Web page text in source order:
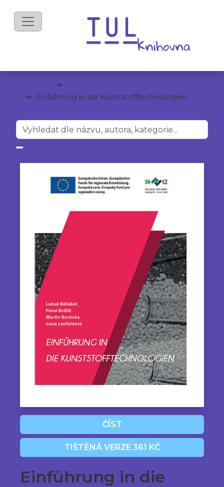
Einführung in die Kunststofftechnologien
ČÍST
TIŠTĚNÁ VERZE 361 KČ
Einführung in die